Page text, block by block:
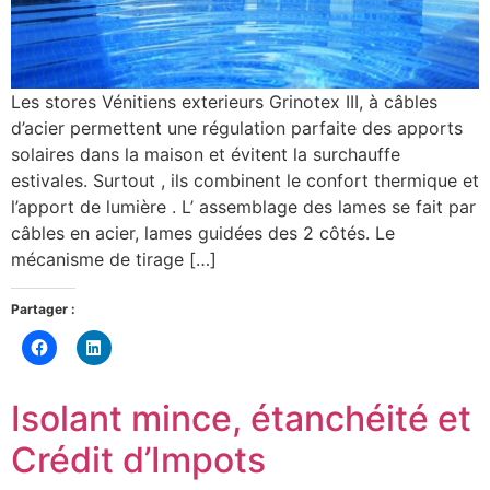
Les stores Vénitiens exterieurs Grinotex III, à câbles
d’acier permettent une régulation parfaite des apports
solaires dans la maison et évitent la surchauffe
estivales. Surtout , ils combinent le confort thermique et
l’apport de lumière . L’ assemblage des lames se fait par
câbles en acier, lames guidées des 2 côtés. Le
mécanisme de tirage […]
Partager :
Cliquez
pour
Facebook(ouvre
dans
une
nouvelle
fenêtre)
Cliquez
pour
LinkedIn(ouvre
dans
une
nouvelle
fenêtre)
Isolant mince, étanchéité et
Crédit d’Impots